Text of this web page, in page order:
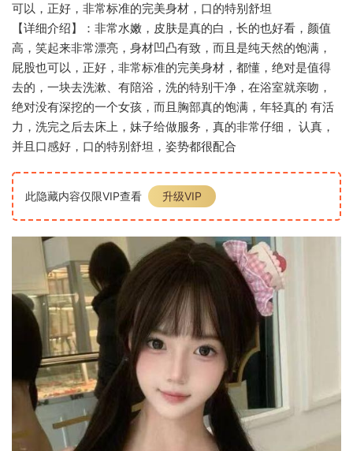
可以，正好，非常标准的完美身材，口的特别舒坦
【详细介绍】：非常水嫩，皮肤是真的白，长的也好看，颜值
高，笑起来非常漂亮，身材凹凸有致，而且是纯天然的饱满，
屁股也可以，正好，非常标准的完美身材，都懂，绝对是值得
去的，一块去洗漱、有陪浴，洗的特别干净，在浴室就亲吻，
绝对没有深挖的一个女孩，而且胸部真的饱满，年轻真的 有活
力，洗完之后去床上，妹子给做服务，真的非常仔细， 认真，
并且口感好，口的特别舒坦，姿势都很配合
此隐藏内容仅限VIP查看 升级VIP